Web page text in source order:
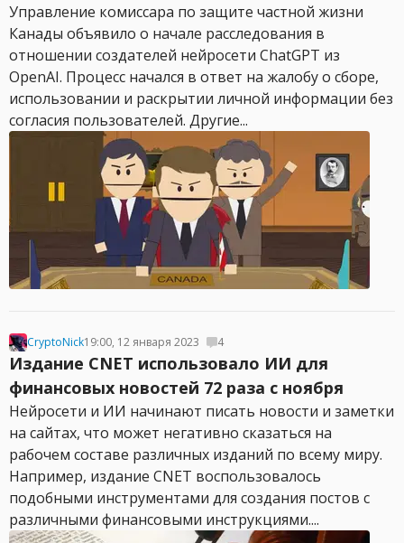
Управление комиссара по защите частной жизни
Канады объявило о начале расследования в
отношении создателей нейросети ChatGPT из
OpenAI. Процесс начался в ответ на жалобу о сборе,
использовании и раскрытии личной информации без
согласия пользователей. Другие...
CryptoNick19:00, 12 января 2023 4
Издание CNET использовало ИИ для
финансовых новостей 72 раза с ноября
Нейросети и ИИ начинают писать новости и заметки
на сайтах, что может негативно сказаться на
рабочем составе различных изданий по всему миру.
Например, издание CNET воспользовалось
подобными инструментами для создания постов с
различными финансовыми инструкциями....